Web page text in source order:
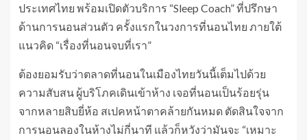
ประเทศไทย พร้อมเปิดตัวบริการ “Sleep Coach” ที่ปรึกษา
ด้านการนอนส่วนตัว ครั้งแรกในวงการที่นอนไทย ภายใต้
แนวคิด “เรื่องที่นอนจบที่เรา”
ต้องยอมรับว่าตลาดที่นอนในเมืองไทยวันนี้เต็มไปด้วย
ความสับสน ผู้บริโภคเดินเข้าห้าง เจอที่นอนเป็นร้อยรุ่น
จากหลายสิบยี่ห้อ สเปคหน้าตาคล้ายกันหมด ตัดสินใจจาก
การนอนลองในห้างไม่กี่นาที แล้วก็หวังว่ามันจะ “เหมาะ